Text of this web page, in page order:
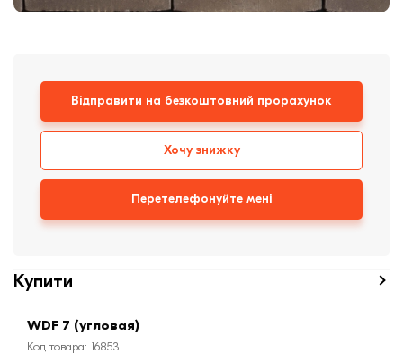
Сходи та ганок
Будівельні суміші
Відправити на безкоштовний прорахунок
Хочу знижку
Перетелефонуйте мені
Купити
WDF 7 (угловая)
Код товара: 16853